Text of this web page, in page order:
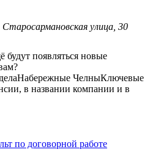
улица, 30
появляться новые
Набережные ЧелныКлючевые
в названии компании и в
по договорной работе